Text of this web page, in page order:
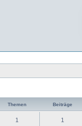
Themen Beiträge
1 1